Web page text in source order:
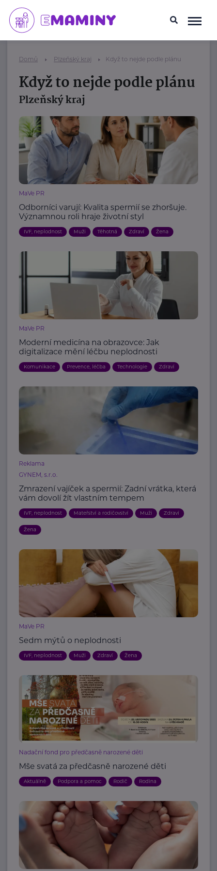
Domů Plzeňský kraj Když to nejde podle plánu
Když to nejde podle plánu
Plzeňský kraj
MaVe PR
Odborníci varují: Kvalita spermií se zhoršuje.
Významnou roli hraje životní styl
IVF, neplodnost Muži Těhotná Zdraví Žena
MaVe PR
Moderní medicína na obrazovce: Jak
digitalizace mění léčbu neplodnosti
Komunikace Prevence, léčba Technologie Zdraví
Reklama
GYNEM, s.r.o.
Zmrazení vajíček a spermií: Zadní vrátka, která
vám dovolí žít vlastním tempem
IVF, neplodnost Mateřství a rodičovství Muži Zdraví
Žena
MaVe PR
Sedm mýtů o neplodnosti
IVF, neplodnost Muži Zdraví Žena
Nadační fond pro předčasně narozené děti
Mše svatá za předčasně narozené děti
Aktuálně Podpora a pomoc Rodič Rodina